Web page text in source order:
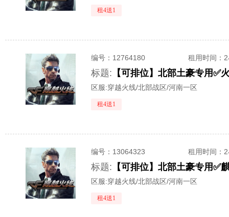
租4送1
编号： 12764180 租用时间 ：
标题:
区服:穿越火线/北部战区/河南一区
租4送1
编号： 13064323 租用时间 ：
标题:
区服:穿越火线/北部战区/河南一区
租4送1